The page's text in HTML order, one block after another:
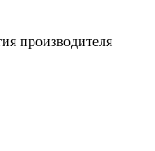
производителя